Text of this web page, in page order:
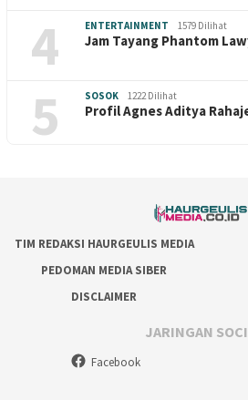
4 ENTERTAINMENT 1579 Dilihat
Jam Tayang Phantom
5 SOSOK 1222 Dilihat
Profil Agnes Aditya
TIM REDAKSI HAURGEULIS MEDIA
PEDOMAN MEDIA SIBER
DISCLAIMER
JARINGAN
Facebook